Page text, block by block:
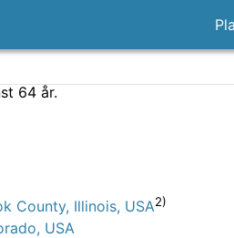
64 år.
County, Illinois, USA2)
USA